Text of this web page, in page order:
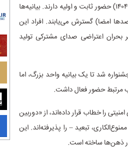
این گروه کوچک (۸–۱۲ نفر اصلی) در همه این بزنگاه‌ها (از آبان ۹۸ تا دی ۱۴۰۴) حضور ثابت و اولیه دارند. بیانیه‌ها
امضا) گسترش می‌یابند. افراد این
بحران اعتراضی صدای مشترکی تولید
شد تا یک بیانیه واحد بزرگ، اما
مرتبط حضور فعال داشت.
را خطاب قرار داده‌اند، از «دوربین
تبعید – را پذیرفته‌اند. این
ذهن‌ها ساخته است.